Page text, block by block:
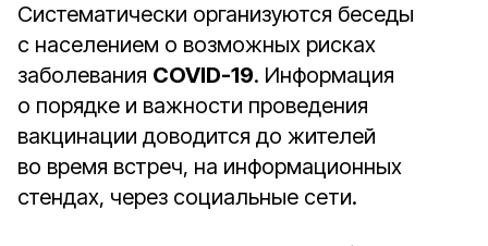
Систематически организуются беседы
с населением о возможных рисках
заболевания COVID-19. Информация
о порядке и важности проведения
вакцинации доводится до жителей
во время встреч, на информационных
стендах, через социальные сети.